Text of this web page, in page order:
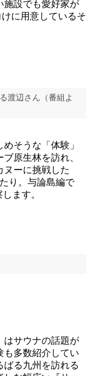
設でも愛好家が
に用意しているそ
渡辺さん（番組よ
そうな「体験」
原生林を訪れ、
ヌーに挑戦した
り。与論島編で
ます。
サウナの話題が
も多数紹介してい
ばる九州を訪れる